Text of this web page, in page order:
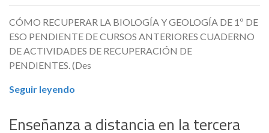
CÓMO RECUPERAR LA BIOLOGÍA Y GEOLOGÍA DE 1º DE
ESO PENDIENTE DE CURSOS ANTERIORES CUADERNO
DE ACTIVIDADES DE RECUPERACIÓN DE
PENDIENTES. (Des
Seguir leyendo
Enseñanza a distancia en la tercera